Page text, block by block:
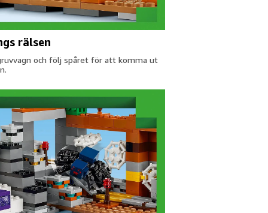
rälsen
och följ spåret för att komma ut